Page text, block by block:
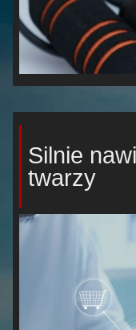
Silnie
twarzy